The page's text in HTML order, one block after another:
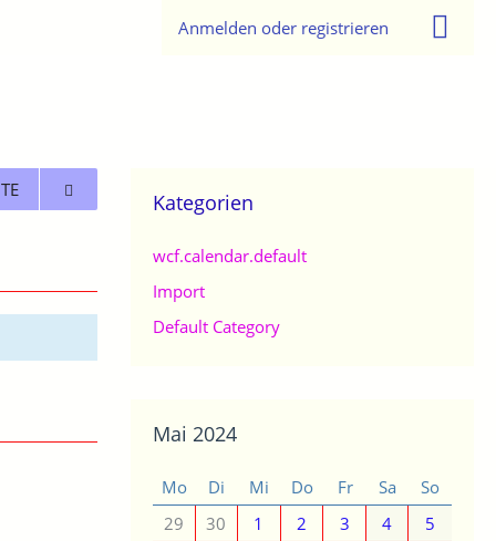
Anmelden oder registrieren
Kategorien
wcf.calendar.default
Import
Default Category
Mai 2024
Mo Di Mi Do Fr Sa
So
29
30 1 2 3 4
5